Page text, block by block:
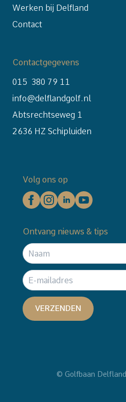
Werken bij Delfland
Contact
Contactgegevens
015 380 79 11
info@delflandgolf.nl
Abtsrechtseweg 1
2636 HZ Schipluiden
Volg ons op
Ontvang nieuws & tips
VERZENDEN
© Golfbaan Delfland